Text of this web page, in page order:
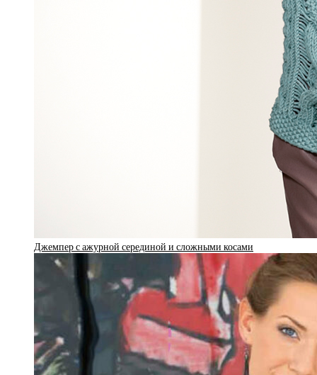
Джемпер с ажурной серединой и сложными косами